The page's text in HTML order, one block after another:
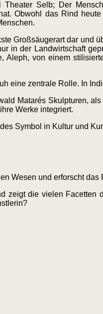
Selb; Der
Obwohl das Rind
Großsäugerart dar und
in der Landwirtschaft
Aleph, von einem
eine zentrale Rolle. In
Matarés Skulpturen,
Werke integriert.
Symbol in Kultur und
Wesen und erforscht
zeigt die vielen Facetten